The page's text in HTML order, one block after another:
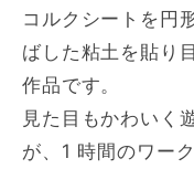
コルクシートを円
ばした粘土を貼り
作品です。
見た目もかわいく
が、1 時間のワー